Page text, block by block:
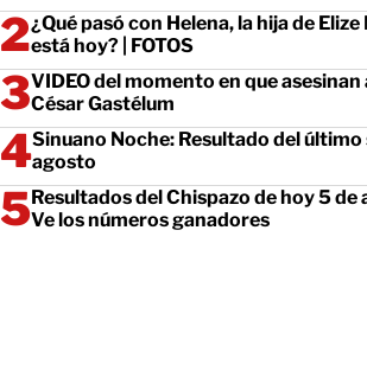
¿Qué pasó con Helena, la hija de
está hoy? | FOTOS
VIDEO del momento en que
César Gastélum
Sinuano Noche: Resultado del
agosto
Resultados del Chispazo de hoy 5
Ve los números ganadores